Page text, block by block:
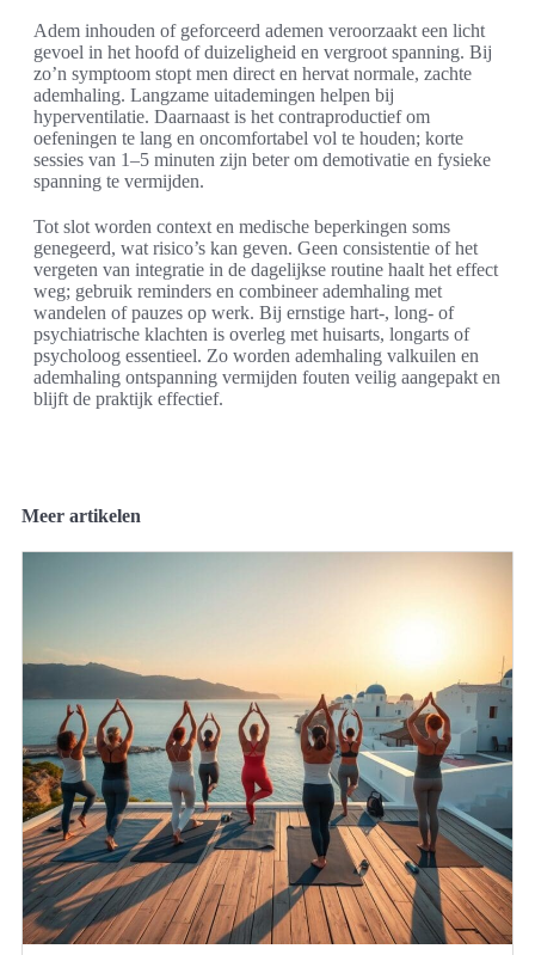
Adem inhouden of geforceerd ademen veroorzaakt een licht
gevoel in het hoofd of duizeligheid en vergroot spanning. Bij
zo’n symptoom stopt men direct en hervat normale, zachte
ademhaling. Langzame uitademingen helpen bij
hyperventilatie. Daarnaast is het contraproductief om
oefeningen te lang en oncomfortabel vol te houden; korte
sessies van 1–5 minuten zijn beter om demotivatie en fysieke
spanning te vermijden.
Tot slot worden context en medische beperkingen soms
genegeerd, wat risico’s kan geven. Geen consistentie of het
vergeten van integratie in de dagelijkse routine haalt het effect
weg; gebruik reminders en combineer ademhaling met
wandelen of pauzes op werk. Bij ernstige hart-, long- of
psychiatrische klachten is overleg met huisarts, longarts of
psycholoog essentieel. Zo worden ademhaling valkuilen en
ademhaling ontspanning vermijden fouten veilig aangepakt en
blijft de praktijk effectief.
Meer artikelen